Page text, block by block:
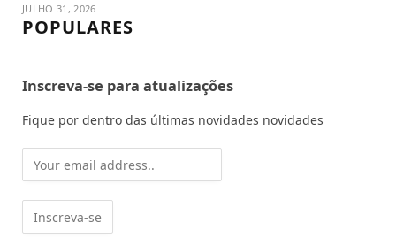
JULHO 31, 2026
POPULARES
Inscreva-se para atualizações
Fique por dentro das últimas novidades novidades